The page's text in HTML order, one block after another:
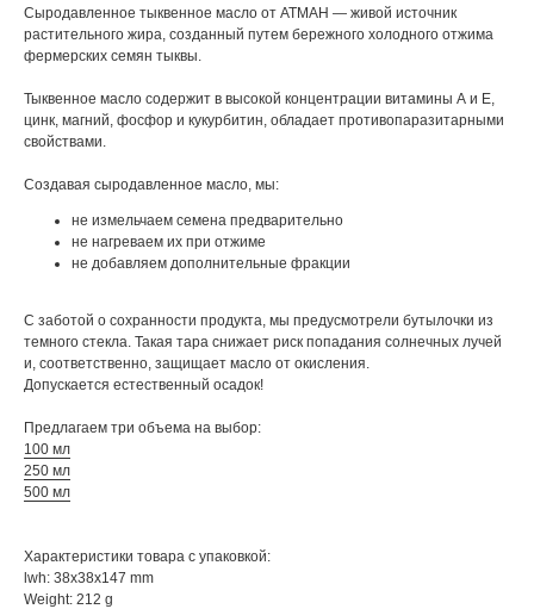
Сыродавленное тыквенное масло от АТМАН — живой источник
растительного жира, созданный путем бережного холодного отжима
фермерских семян тыквы.
Тыквенное масло содержит в высокой концентрации витамины А и Е,
цинк, магний, фосфор и кукурбитин, обладает противопаразитарными
свойствами.
Создавая сыродавленное масло, мы:
не измельчаем семена предварительно
не нагреваем их при отжиме
не добавляем дополнительные фракции
С заботой о сохранности продукта, мы предусмотрели бутылочки из
темного стекла. Такая тара снижает риск попадания солнечных лучей
и, соответственно, защищает масло от окисления.
Допускается естественный осадок!
Предлагаем три объема на выбор:
100 мл
250 мл
500 мл
Характеристики товара с упаковкой:
lwh: 38x38x147 mm
Weight: 212 g